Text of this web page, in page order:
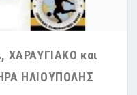
ΧΑΡΑΥΓΙΑΚΟ και
ΗΛΙΟΥΠΟΛΗΣ